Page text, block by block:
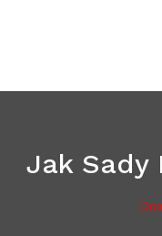
Jak Sady